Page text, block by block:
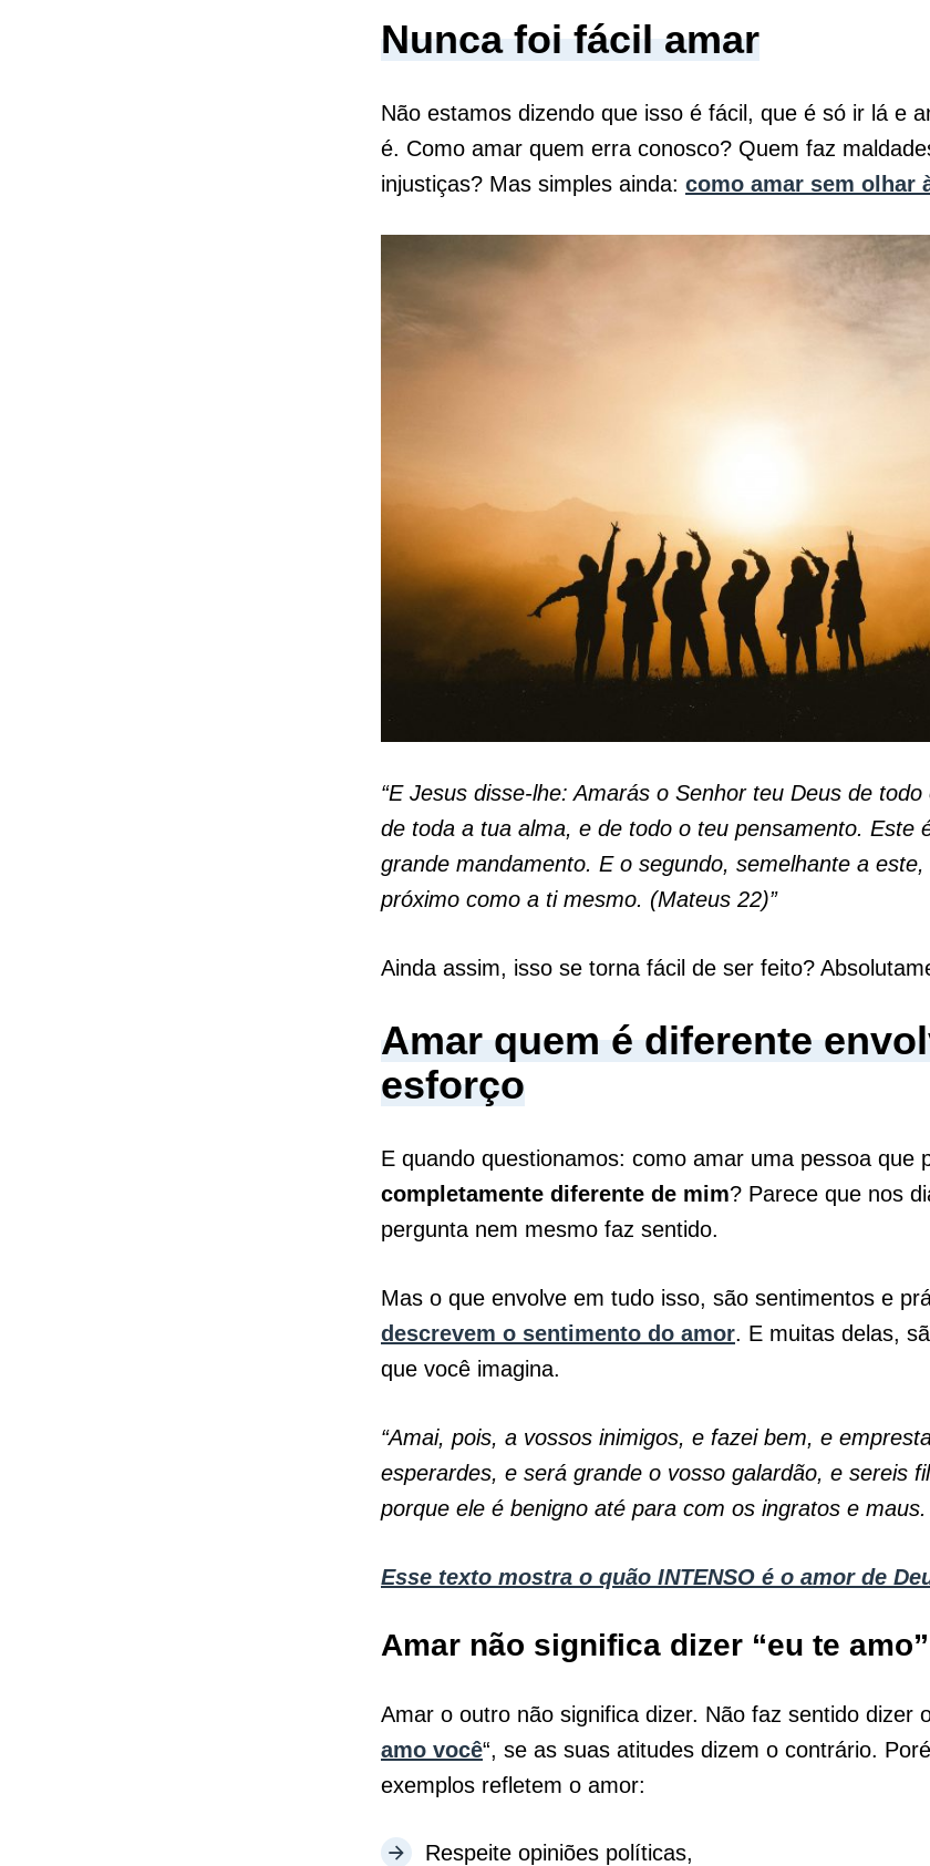
Nunca foi fácil amar
Não estamos dizendo que isso é fácil, que é só ir lá e
é. Como amar quem erra conosco? Quem faz
injustiças? Mas simples ainda: como amar sem olhar
“E Jesus disse-lhe: Amarás o Senhor teu Deus de
de toda a tua alma, e de todo o teu pensamento. Este
grande mandamento. E o segundo, semelhante a
próximo como a ti mesmo. (Mateus 22)”
Ainda assim, isso se torna fácil de ser feito?
Amar quem é diferente
esforço
E quando questionamos: como amar uma pessoa que
completamente diferente de mim? Parece que nos
pergunta nem mesmo faz sentido.
Mas o que envolve em tudo isso, são sentimentos e
descrevem o sentimento do amor. E muitas delas,
que você imagina.
“Amai, pois, a vossos inimigos, e fazei bem, e
esperardes, e será grande o vosso galardão, e sereis
porque ele é benigno até para com os ingratos e
Esse texto mostra o quão INTENSO é o amor de
Amar não significa dizer “eu te amo”
Amar o outro não significa dizer. Não faz sentido dizer
amo você“, se as suas atitudes dizem o contrário.
exemplos refletem o amor:
Respeite opiniões políticas,